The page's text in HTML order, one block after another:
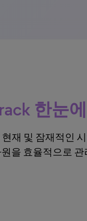
한눈에
현재 및 잠재적인
을 효율적으로